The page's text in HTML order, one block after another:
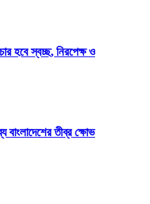
হবে স্বচ্ছ, নিরপেক্ষ ও
বাংলাদেশের তীব্র ক্ষোভ